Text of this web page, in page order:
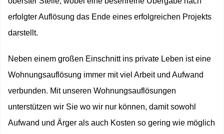
erfolgter Auflösung das Ende eines erfolgreichen Projekts
darstellt.
Neben einem großen Einschnitt ins private Leben ist eine
Wohnungsauflösung immer mit viel Arbeit und Aufwand
verbunden. Mit unseren Wohnungsauflösungen
unterstützen wir Sie wo wir nur können, damit sowohl
Aufwand und Ärger als auch Kosten so gering wie möglich